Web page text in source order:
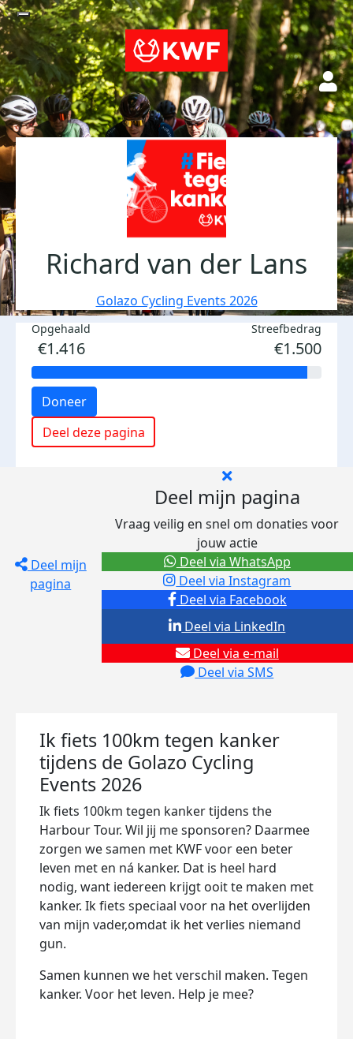
Richard van der Lans
Golazo Cycling Events 2026
Opgehaald
€1.416
Streefbedrag
€1.500
Doneer
Deel deze pagina
Deel mijn
pagina
Deel mijn pagina
Vraag veilig en snel om donaties voor
jouw actie
Deel via Facebook
Deel via Instagram
Deel via e-mail
Deel via SMS
Deel via LinkedIn
Deel via WhatsApp
Ik fiets 100km tegen kanker
tijdens de Golazo Cycling
Events 2026
Ik fiets 100km tegen kanker tijdens the
Harbour Tour. Wil jij me sponsoren? Daarmee
zorgen we samen met KWF voor een beter
leven met en ná kanker. Dat is heel hard
nodig, want iedereen krijgt ooit te maken met
kanker. Ik fiets speciaal voor na het overlijden
van mijn vader,omdat ik het verlies niemand
gun.
Samen kunnen we het verschil maken. Tegen
kanker. Voor het leven. Help je mee?